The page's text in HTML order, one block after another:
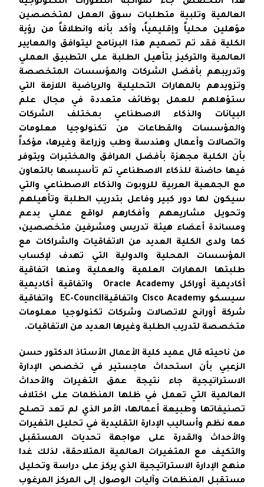
هذا التخصص جاء لمواكبة التطورات التكنولوجية
العالمية وتلبية متطلبات سوق العمل لمتخصصين
مؤهلين محلياً وإقليمياً، وأكد بأنه وانطلاقاً من رؤية
الكلية فقد تم تصميم هذا البرنامج ليتوافق والمعايير
العالمية والتركيز بتأهيل الطلبة على التطبيق العملي
وتدريبهم بأفضل الشركات والمؤسسات المتخصصة
وتزويدهم بالمهارات التحليلية والرياضية اللازمة التي
ستؤهلهم للعمل بوظائف متعددة في مجال علم
البيانات والذكاء الاصطناعي بمختلف الشركات
والمؤسسات والقطاعات من تكنولوجيا معلومات
واتصالات وأعمال وهندسة وطب وزراعة وغيرها، مؤكداً
بأن الكلية مجهزة بأفضل المرافق والمختبرات ويتوفر
فيها حاضنة للذكاء الاصطناعي تم تأسيسها بالتعاون
مع الجمعية العربية للروبوت والذكاء الاصطناعي والتي
سيكون لها دور كبير وفاعل بتدريب الطلبة وتأهيلهم
وتحويل مشاريعهم وأفكارهم لواقع عملي بدعم
ومساندة أعضاء هيئة تدريس ومشرفين متخصصين،
كما ولدى الكلية العديد من الاتفاقيات والشراكات مع
المؤسسات المحلية والدولية التي تهدف لإكساب
طلبتها المهارات العلمية والعملية ومنها اتفاقية
أكاديمية أوراكل Oracle Academy واتفاقية أكاديمية
سيسكو Cisco Academy واتفاقيةEC-Council واتفاقية
شركة أورانج للاتصالات وشركات تكنولوجيا معلومات
متخصصة لتدريب الطلبة وغيرها العديد من الاتفاقيات.
من ناحيته قال عميد كلية الأعمال الأستاذ الدكتور حسن
الزعبي بأن استحداث ماجستير في تخصص الإدارة
الاستراتيجية جاء نتيجة عمق التغيرات والأحداث
العالمية التي تعمل في ظلها المنظمات على اختلاف
تصنيفاتها وطبيعة أعمالها، الأمر الذي لم تعد تصلح
معه نظم وأساليب الإدارة التقليدية في تحليل التغيرات
والأحداث والقدرة على مواجهة تحديات المستقبل
والتكيف مع المتغيرات العالمية المتلاحقة، لذلك غدا
منهج الإدارة الاستراتيجية الذي يركز على دراسة وتحليل
مستقبل المنظمات وآليات الوصول إلى المركز المرغوب